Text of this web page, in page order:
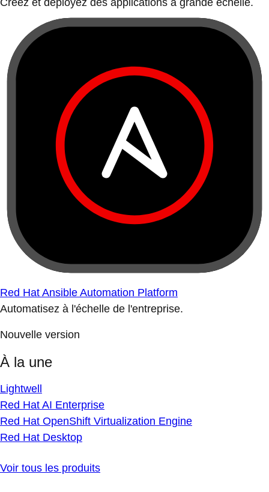
Créez et déployez des applications à grande échelle.
Red Hat Ansible Automation Platform
Automatisez à l'échelle de l'entreprise.
Nouvelle version
À la une
Lightwell
Red Hat AI Enterprise
Red Hat OpenShift Virtualization Engine
Red Hat Desktop
Voir tous les produits